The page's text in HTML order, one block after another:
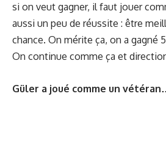
si on veut gagner, il faut jouer
aussi un peu de réussite : être
chance. On mérite ça, on a gagné
On continue comme ça et
Güler a joué comme un